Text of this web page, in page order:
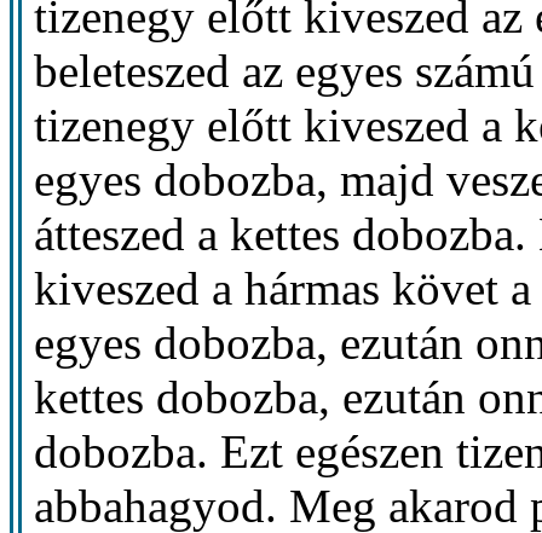
tizenegy előtt kiveszed az
beleteszed az egyes
tizenegy előtt kiveszed a
egyes dobozba, majd
átteszed a kettes
kiveszed a hármas követ
egyes dobozba, ezután
kettes dobozba, ezután
dobozba. Ezt egészen
abbahagyod. Meg akarod